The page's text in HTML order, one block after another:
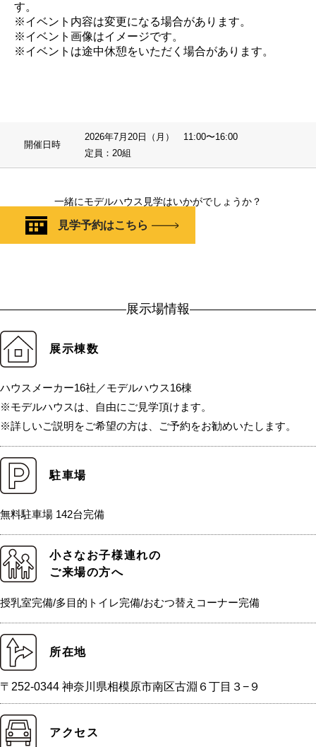
す。
※イベント内容は変更になる場合があります。
※イベント画像はイメージです。
※イベントは途中休憩をいただく場合があります。
開催日時
2026年7月20日（月） 11:00〜16:00
定員：20組
一緒にモデルハウス見学はいかがでしょうか？
見学予約はこちら
展示場情報
展示棟数
ハウスメーカー16社／モデルハウス16棟
※モデルハウスは、自由にご見学頂けます。
※詳しいご説明をご希望の方は、ご予約をお勧めいたします。
駐車場
無料駐車場 142台完備
小さなお子様連れの
ご来場の方へ
授乳室完備/多目的トイレ完備/おむつ替えコーナー完備
所在地
〒252-0344 神奈川県相模原市南区古淵６丁目３−９
アクセス